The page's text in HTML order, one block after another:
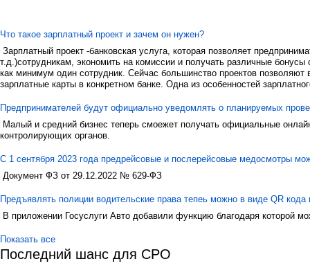
Что такое зарплатный проект и зачем он нужен?
Зарплатный проект -банковская услуга, которая позволяет
т.д.)сотрудникам, экономить на комиссии и получать различные
как минимум один сотрудник. Сейчас большинство проектов
зарплатные карты в конкретном банке. Одна из особенностей
Предпринимателей будут официально уведомлять о планируемых
Малый и средний бизнес теперь смоежет получать официальные
контролирующих органов.
С 1 сентября 2023 года предрейсовые и послерейсовые медосмотры
Документ ФЗ от 29.12.2022 № 629-ФЗ
Предъявлять полиции водительские права тепеь можно в виде QR кода
В приложении Госуслуги Авто добавили функцию благодаря которой
Показать все
Последний шанс для СРО